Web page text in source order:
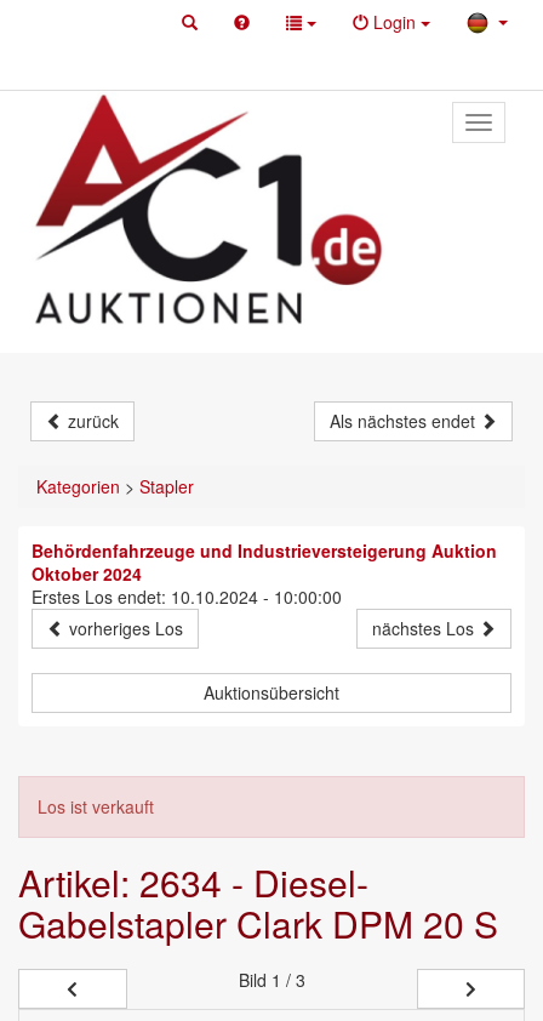
Login
Toggle
primary
zurück Als nächstes endet
Kategorien > Stapler
Behördenfahrzeuge und Industrieversteigerung Auktion
Oktober 2024
Erstes Los endet: 10.10.2024 - 10:00:00
vorheriges Los
nächstes Los
Auktionsübersicht
Los ist verkauft
Artikel: 2634 - Diesel-
Gabelstapler Clark DPM 20 S
Bild 1 / 3